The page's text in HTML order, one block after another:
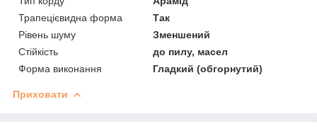
Трапецієвидна форма
Так
Рівень шуму
Зменшений
Стійкість
до пилу, масел
Форма виконання
Гладкий (обгорнутий)
Приховати